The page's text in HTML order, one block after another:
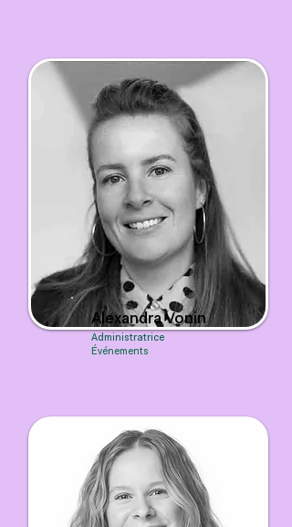
Alexandra Vonin
Administratrice
Événements